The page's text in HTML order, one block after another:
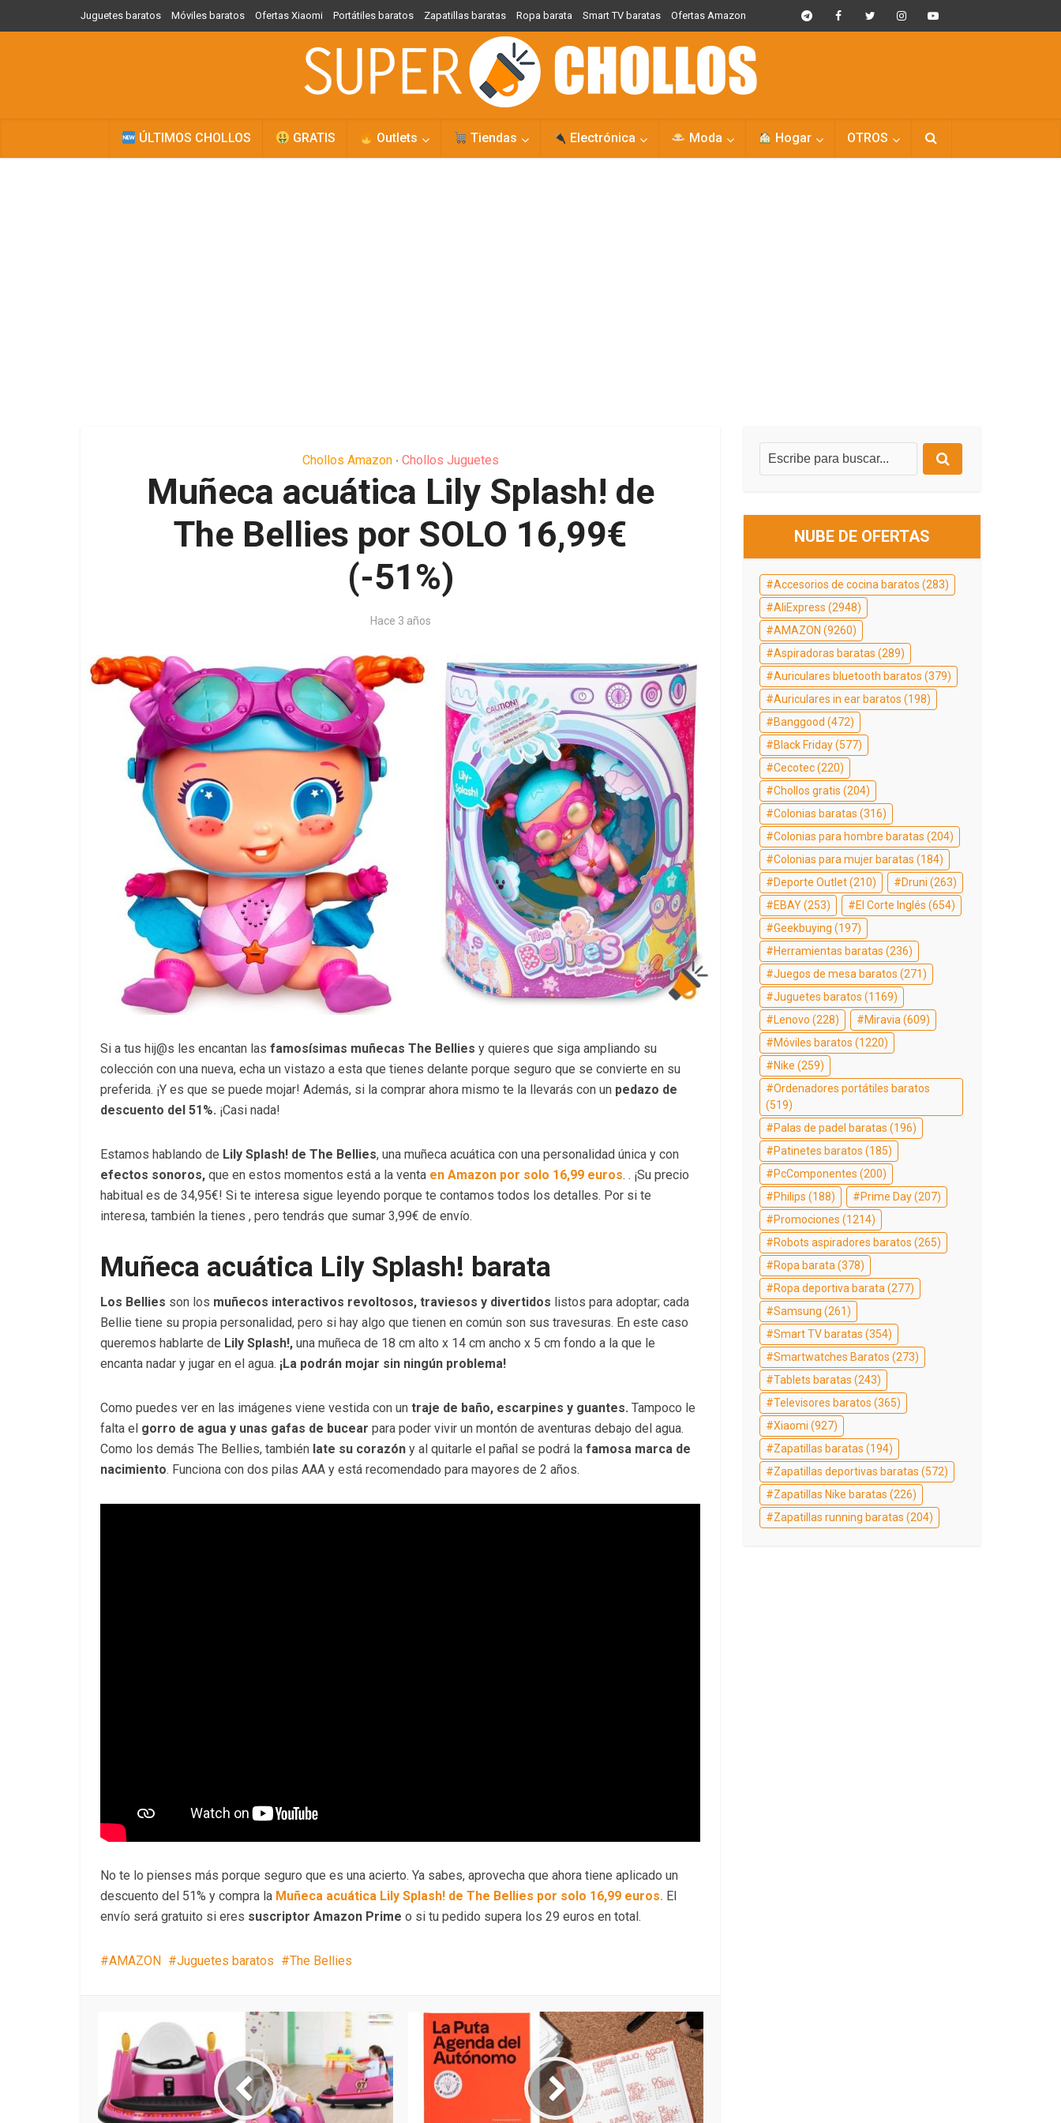
Juguetes baratos Móviles baratos Ofertas Xiaomi Portátiles baratos Zapatillas baratas Ropa barata Smart TV baratas Ofertas Amazon
ÚLTIMOS CHOLLOS GRATIS Outlets Tiendas Electrónica Moda Hogar OTROS
Chollos Amazon • Chollos Juguetes
Muñeca acuática Lily Splash! de
The Bellies por SOLO 16,99€
(-51%)
Hace 3 años
Si a tus hij@s les encantan las famosísimas muñecas The Bellies y quieres que siga ampliando su
colección con una nueva, echa un vistazo a esta que tienes delante porque seguro que se convierte en su
preferida. ¡Y es que se puede mojar! Además, si la comprar ahora mismo te la llevarás con un pedazo de
descuento del 51%. ¡Casi nada!
Estamos hablando de Lily Splash! de The Bellies, una muñeca acuática con una personalidad única y con
efectos sonoros, que en estos momentos está a la venta en Amazon por solo 16,99 euros. . ¡Su precio
habitual es de 34,95€! Si te interesa sigue leyendo porque te contamos todos los detalles. Por si te
interesa, también la tienes , pero tendrás que sumar 3,99€ de envío.
Muñeca acuática Lily Splash! barata
Los Bellies son los muñecos interactivos revoltosos, traviesos y divertidos listos para adoptar; cada
Bellie tiene su propia personalidad, pero si hay algo que tienen en común son sus travesuras. En este caso
queremos hablarte de Lily Splash!, una muñeca de 18 cm alto x 14 cm ancho x 5 cm fondo a la que le
encanta nadar y jugar en el agua. ¡La podrán mojar sin ningún problema!
Como puedes ver en las imágenes viene vestida con un traje de baño, escarpines y guantes. Tampoco le
falta el gorro de agua y unas gafas de bucear para poder vivir un montón de aventuras debajo del agua.
Como los demás The Bellies, también late su corazón y al quitarle el pañal se podrá la famosa marca de
nacimiento. Funciona con dos pilas AAA y está recomendado para mayores de 2 años.
No te lo pienses más porque seguro que es una acierto. Ya sabes, aprovecha que ahora tiene aplicado un
descuento del 51% y compra la Muñeca acuática Lily Splash! de The Bellies por solo 16,99 euros. El
envío será gratuito si eres suscriptor Amazon Prime o si tu pedido supera los 29 euros en total.
AMAZON Juguetes baratos The Bellies
NUBE DE OFERTAS
Accesorios de cocina baratos (283)
AliExpress (2948)
AMAZON (9260)
Aspiradoras baratas (289)
Auriculares bluetooth baratos (379)
Auriculares in ear baratos (198)
Banggood (472)
Black Friday(577)
Cecotec(220)
Chollos gratis (204)
Colonias baratas (316)
Colonias para hombre baratas (204)
Colonias para mujer baratas (184)
Deporte Outlet(210) Druni (263)
EBAY(253) El Corte Inglés (654)
Geekbuying (197)
Herramientas baratas (236)
Juegos de mesa baratos (271)
Juguetes baratos (1169)
Lenovo (228) Miravia (609)
Móviles baratos (1220)
Nike (259)
Ordenadores portátiles baratos
(519)
Palas de padel baratas (196)
Patinetes baratos (185)
PcComponentes (200)
Philips (188) Prime Day(207)
Promociones (1214)
Robots aspiradores baratos (265)
Ropa barata (378)
Ropa deportiva barata (277)
Samsung (261)
Smart TV baratas (354)
Smartwatches Baratos (273)
Tablets baratas (243)
Televisores baratos (365)
Xiaomi (927)
Zapatillas baratas (194)
Zapatillas deportivas baratas (572)
Zapatillas Nike baratas (226)
Zapatillas running baratas (204)